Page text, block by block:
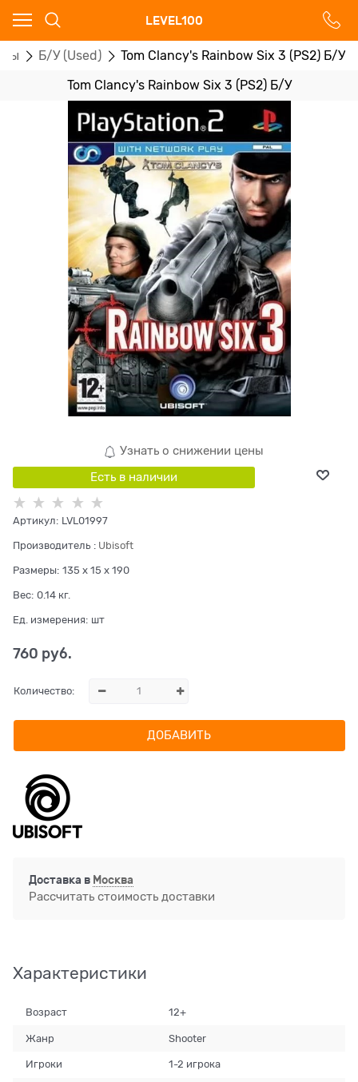
LEVEL100
Б/У (Used) Tom Clancy's Rainbow Six 3 (PS2) Б/У
Tom Clancy's Rainbow Six 3 (PS2) Б/У
Узнать о снижении цены
Есть в наличии
Артикул: LVL01997
Производитель : Ubisoft
Размеры: 135 x 15 x 190
Вес: 0.14 кг.
Ед. измерения: шт
760 руб.
Количество:
ДОБАВИТЬ
Доставка в Москва
Рассчитать стоимость доставки
Характеристики
Возраст 12+
Жанр Shooter
Игроки 1-2 игрока
Ваш город - Москва,
угадали?
ДА НЕТ